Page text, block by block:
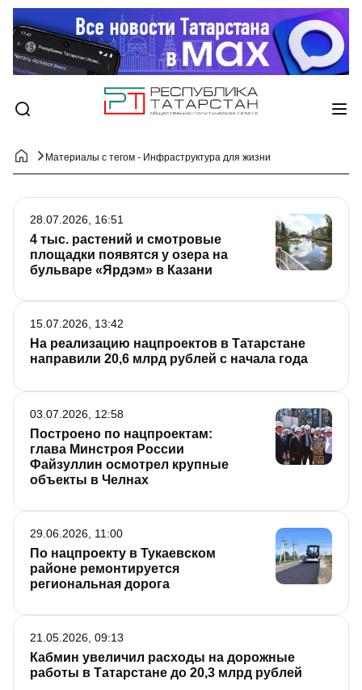
Материалы с тегом - Инфраструктура для жизни
4 тыс. растений и смотровые
площадки появятся у озера на
бульваре «Ярдэм» в Казани
28.07.2026, 16:51
На реализацию нацпроектов в Татарстане
направили 20,6 млрд рублей с начала года
15.07.2026, 13:42
Построено по нацпроектам:
глава Минстроя России
Файзуллин осмотрел крупные
объекты в Челнах
03.07.2026, 12:58
По нацпроекту в Тукаевском
районе ремонтируется
региональная дорога
29.06.2026, 11:00
Кабмин увеличил расходы на дорожные
работы в Татарстане до 20,3 млрд рублей
21.05.2026, 09:13